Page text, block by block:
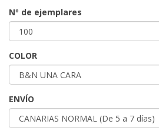
Nº de ejemplares
COLOR
ENVÍO